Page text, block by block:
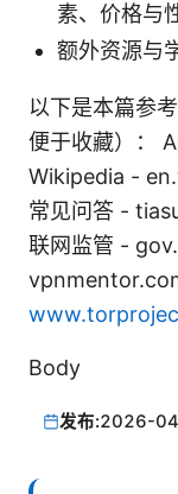
素、价格与
额外资源与
以下是本篇参
便于收藏）：
Wikipedia -
常见问答 -
联网监管 -
Body
发布:2026-